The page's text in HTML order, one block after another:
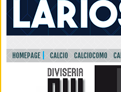
HOMEPAGE CALCIO CALCIOCOMO